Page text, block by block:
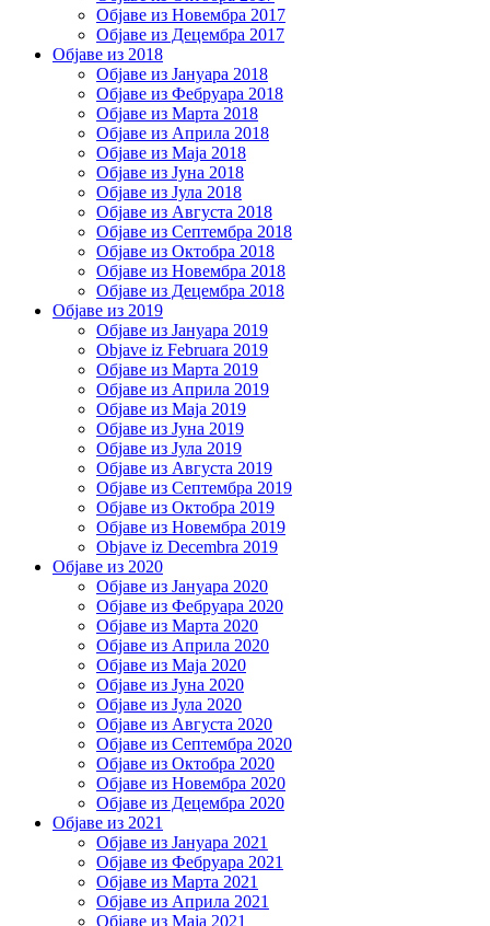
Објаве из Новембра 2017
Објаве из Децембра 2017
Објаве из 2018
Објаве из Јануара 2018
Објаве из Фебруара 2018
Објаве из Марта 2018
Објаве из Априла 2018
Објаве из Маја 2018
Објаве из Јуна 2018
Објаве из Јула 2018
Објаве из Августа 2018
Објаве из Септембра 2018
Објаве из Октобра 2018
Објаве из Новембра 2018
Објаве из Децембра 2018
Објаве из 2019
Објаве из Јануара 2019
Objave iz Februara 2019
Објаве из Марта 2019
Објаве из Априла 2019
Објаве из Маја 2019
Објаве из Јуна 2019
Објаве из Јула 2019
Објаве из Августа 2019
Објаве из Септембра 2019
Објаве из Октобра 2019
Објаве из Новембра 2019
Objave iz Decembra 2019
Објаве из 2020
Објаве из Јануара 2020
Објаве из Фебруара 2020
Објаве из Марта 2020
Објаве из Априла 2020
Објаве из Маја 2020
Објаве из Јуна 2020
Објаве из Јула 2020
Објаве из Августа 2020
Објаве из Септембра 2020
Објаве из Октобра 2020
Објаве из Новембра 2020
Објаве из Децембра 2020
Објаве из 2021
Објаве из Јануара 2021
Објаве из Фебруара 2021
Објаве из Марта 2021
Објаве из Априла 2021
Објаве из Маја 2021